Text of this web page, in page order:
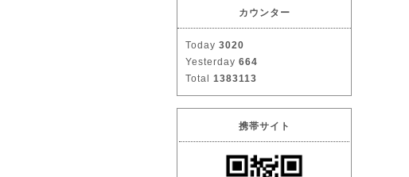
カウンター
Today 3020
Yesterday 664
Total 1383113
携帯サイト